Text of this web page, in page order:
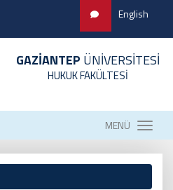
English
GAZİANTEP ÜNİVERSİTESİ
HUKUK FAKÜLTESİ
MENÜ